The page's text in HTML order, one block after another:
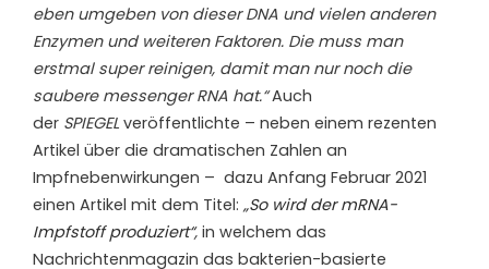
eben umgeben von dieser DNA und vielen anderen
Enzymen und weiteren Faktoren. Die muss man
erstmal super reinigen, damit man nur noch die
saubere messenger RNA hat.“Auch
der SPIEGEL veröffentlichte – neben einem rezenten
Artikel über die dramatischen Zahlen an
Impfnebenwirkungen – dazu Anfang Februar 2021
einen Artikel mit dem Titel: „So wird der mRNA-
Impfstoff produziert“, in welchem das
Nachrichtenmagazin das bakterien-basierte